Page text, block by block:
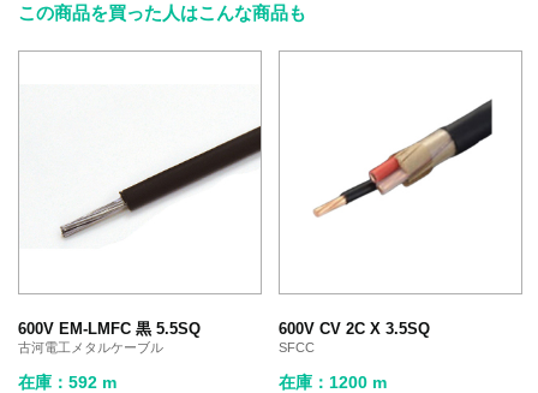
この商品を買った人はこんな商品も
600V EM-LMFC 黒 5.5SQ
古河電工メタルケーブル
在庫：592 m
600V CV 2C X 3.5SQ
SFCC
在庫：1200 m